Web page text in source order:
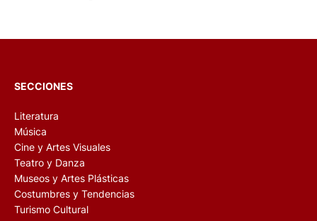
SECCIONES
Literatura
Música
Cine y Artes Visuales
Teatro y Danza
Museos y Artes Plásticas
Costumbres y Tendencias
Turismo Cultural